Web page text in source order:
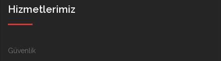
Hizmetlerimiz
Güvenlik